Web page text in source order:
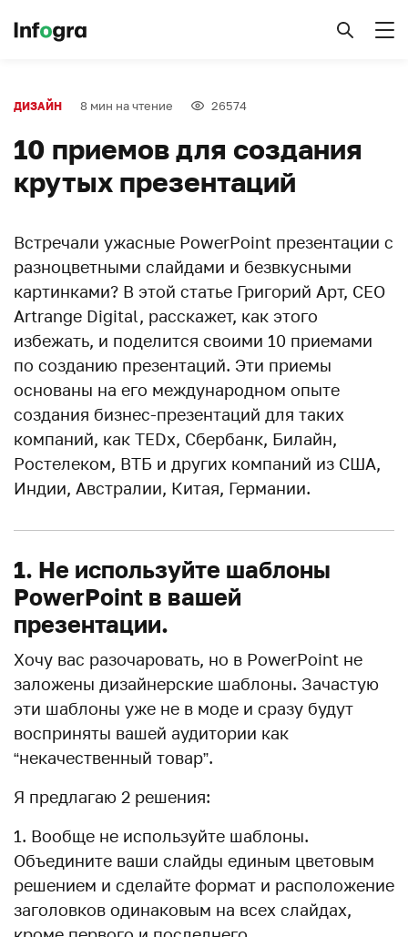
ДИЗАЙН 8 мин на чтение 26574
10 приемов для создания
крутых презентаций
Встречали ужасные PowerPoint презентации с
разноцветными слайдами и безвкусными
картинками? В этой статье Григорий Арт, CEO
Artrange Digital, расскажет, как этого
избежать, и поделится своими 10 приемами
по созданию презентаций. Эти приемы
основаны на его международном опыте
создания бизнес-презентаций для таких
компаний, как TEDx, Сбербанк, Билайн,
Ростелеком, ВТБ и других компаний из США,
Индии, Австралии, Китая, Германии.
1. Не используйте шаблоны
PowerPoint в вашей
презентации.
Хочу вас разочаровать, но в PowerPoint не
заложены дизайнерские шаблоны. Зачастую
эти шаблоны уже не в моде и сразу будут
восприняты вашей аудитории как
“некачественный товар”.
Я предлагаю 2 решения:
1. Вообще не используйте шаблоны.
Объедините ваши слайды единым цветовым
решением и сделайте формат и расположение
заголовков одинаковым на всех слайдах,